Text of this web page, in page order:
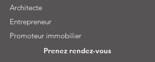
Architecte
Entrepreneur
Promoteur immobilier
Prenez rendez-vous